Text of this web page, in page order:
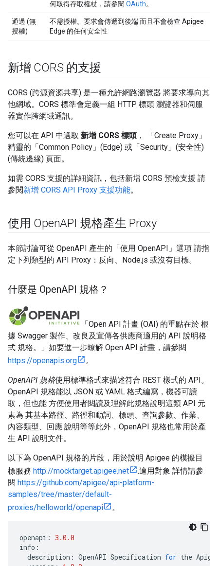
何取得存取權杖，請參閱 OAuth。
通過 (無
授權)
不需授權。要求會傳遞到後端 而且不會檢查 Apigee
Edge 的任何安全性
新增 CORS 的支援
CORS (跨源資源共享) 是一種允許網路瀏覽器 將要求導向其
他網域。CORS 標準會定義一組 HTTP 標頭 瀏覽器和伺服
器實作跨網域通訊。
您可以在 API 中選取 新增 CORS 標頭 ， 「Create Proxy」
精靈的「Common Policy」 (Edge) 或「Security」(安全性)
(傳統邊緣) 頁面。
如需 CORS 支援的詳細資訊，包括新增 CORS 預檢支援 請
參閱新增 CORS API Proxy 支援功能。
使用 OpenAPI 規格產生 Proxy
本節討論可從 OpenAPI 產生的「使用 OpenAPI」選項 請指
定下列類型的 API Proxy：反向、Node.js 或沒有目標。
什麼是 OpenAPI 規格？
「Open API 計畫 (OAI) 的重點在於 根
據 Swagger 製作、改良及宣傳各供應商適用的 API 說明格
式 規格。」如要進一步瞭解 Open API 計畫，請參閱
https://openapis.org
。
OpenAPI 規格使用標準格式來描述符合 REST 樣式的 API。
OpenAPI 規格能以 JSON 或 YAML 格式編寫，機器可讀
取，但也能 方便使用者閱讀及理解此規格說明這類 API 元
素為 其基本路徑、路徑和動詞、標頭、查詢參數、作業、
內容類型、回應 說明等等此外，OpenAPI 規格也常用於產
生 API 說明文件。
以下為 OpenAPI 規格的片段，用於說明 Apigee 的模擬目
標服務 http://mocktarget.apigee.net
.適用對象 詳情請參
閱 https://github.com/apigee/api-platform-
samples/tree/master/default-
proxies/helloworld/openapi
。
openapi : 3.0.0
info :
description : OpenAPI Specification for the